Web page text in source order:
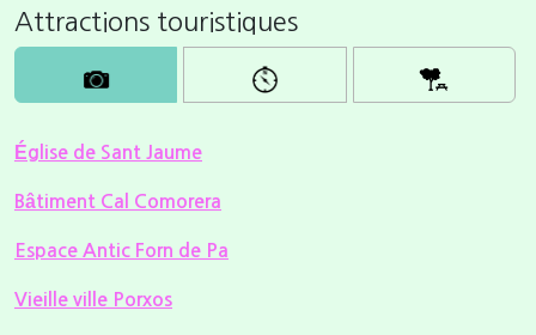
Attractions touristiques
Église de Sant Jaume
Bâtiment Cal Comorera
Espace Antic Forn de Pa
Vieille ville Porxos